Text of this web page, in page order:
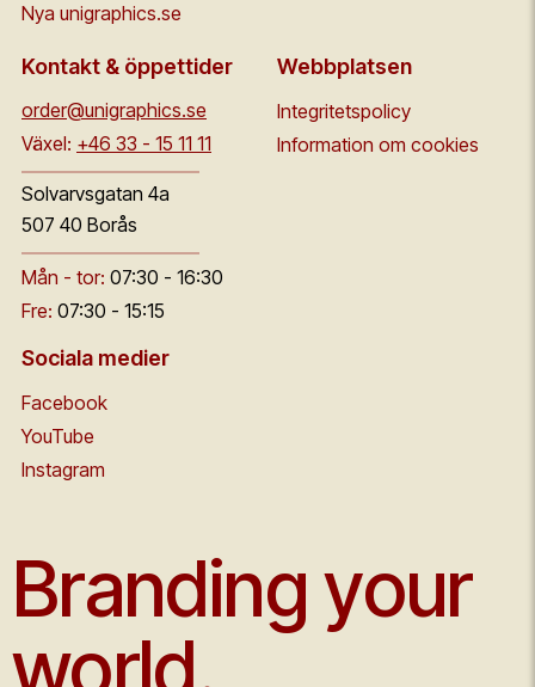
Nya unigraphics.se
Kontakt & öppettider
order@unigraphics.se
Växel: +46 33 - 15 11 11
Solvarvsgatan 4a
507 40 Borås
Mån - tor: 07:30 - 16:30
Fre: 07:30 - 15:15
Webbplatsen
Integritetspolicy
Information om cookies
Sociala medier
Facebook
YouTube
Instagram
Branding your
world.